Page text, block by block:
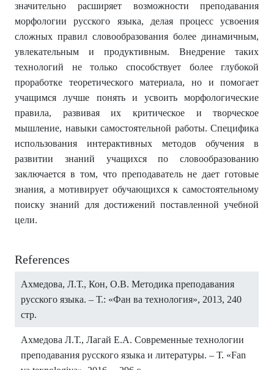
значительно расширяет возможности преподавания
морфологии русского языка, делая процесс усвоения
сложных правил словообразования более динамичным,
увлекательным и продуктивным. Внедрение таких
технологий не только способствует более глубокой
проработке теоретического материала, но и помогает
учащимся лучше понять и усвоить морфологические
правила, развивая их критическое и творческое
мышление, навыки самостоятельной работы. Специфика
использования интерактивных методов обучения в
развитии знаний учащихся по словообразованию
заключается в том, что преподаватель не дает готовые
знания, а мотивирует обучающихся к самостоятельному
поиску знаний для достижений поставленной учебной
цели.
References
Ахмедова, Л.Т., Кон, О.В. Методика преподавания
русского языка. – Т.: «Фан ва технология», 2013, 240
стр.
Ахмедова Л.Т., Лагай Е.А. Современные технологии
преподавания русского языка и литературы. – Т. «Fan